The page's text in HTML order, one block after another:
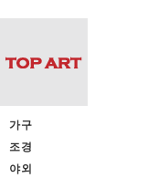
가구
조경
야외